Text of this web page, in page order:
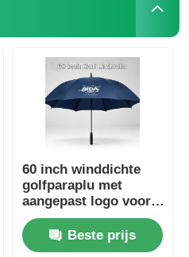
60 inch winddichte
golfparaplu met
aangepast logo voor
zakelijk en
promotioneel gebruik
Beste prijs